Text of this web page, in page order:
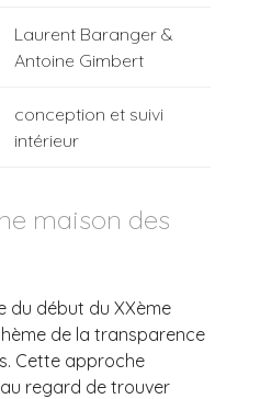
maison des
du début du XXème
de la transparence
Cette approche
regard de trouver
Laurent Baranger &
Antoine Gimbert
conception et suivi
intérieur